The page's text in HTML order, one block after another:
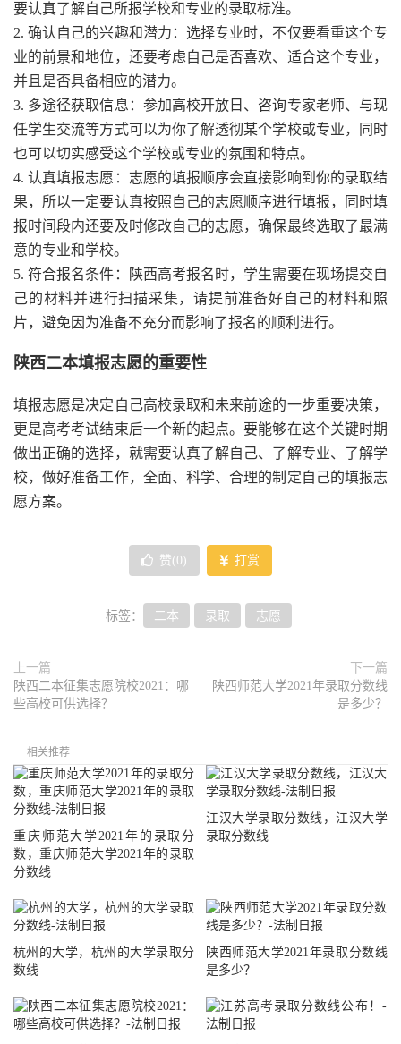
要认真了解自己所报学校和专业的录取标准。
2. 确认自己的兴趣和潜力：选择专业时，不仅要看重这个专
业的前景和地位，还要考虑自己是否喜欢、适合这个专业，
并且是否具备相应的潜力。
3. 多途径获取信息：参加高校开放日、咨询专家老师、与现
任学生交流等方式可以为你了解透彻某个学校或专业，同时
也可以切实感受这个学校或专业的氛围和特点。
4. 认真填报志愿：志愿的填报顺序会直接影响到你的录取结
果，所以一定要认真按照自己的志愿顺序进行填报，同时填
报时间段内还要及时修改自己的志愿，确保最终选取了最满
意的专业和学校。
5. 符合报名条件：陕西高考报名时，学生需要在现场提交自
己的材料并进行扫描采集，请提前准备好自己的材料和照
片，避免因为准备不充分而影响了报名的顺利进行。
陕西二本填报志愿的重要性
填报志愿是决定自己高校录取和未来前途的一步重要决策，
更是高考考试结束后一个新的起点。要能够在这个关键时期
做出正确的选择，就需要认真了解自己、了解专业、了解学
校，做好准备工作，全面、科学、合理的制定自己的填报志
愿方案。
赞( 0 ) 打赏
标签： 二本 录取 志愿
上一篇
陕西二本征集志愿院校2021：哪
些高校可供选择？
下一篇
陕西师范大学2021年录取分数线
是多少？
相关推荐
重庆师范大学2021年的录取分
数，重庆师范大学2021年的录取
分数线
江汉大学录取分数线，江汉大学
录取分数线
杭州的大学，杭州的大学录取分
数线
陕西师范大学2021年录取分数线
是多少？